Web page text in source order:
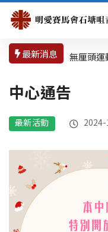
最新消息 無厘頭運
中心通告
最新活動